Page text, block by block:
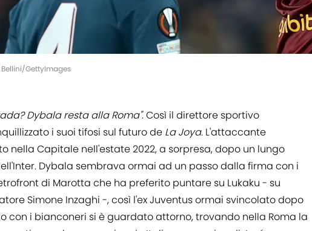
GettyImages
Dybala resta alla Roma". Così il direttore sportivo
i suoi tifosi sul futuro de La Joya. L'attaccante
nella Capitale nell'estate 2022, a sorpresa, dopo un lungo
Dybala sembrava ormai ad un passo dalla firma con i
di Marotta che ha preferito puntare su Lukaku - su
Simone Inzaghi -, così l'ex Juventus ormai svincolato dopo
con i bianconeri si è guardato attorno, trovando nella Roma la